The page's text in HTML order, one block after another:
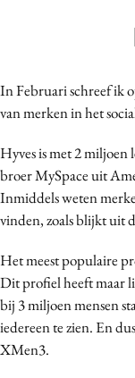
Contentmarketing
Craft
Customer Experience
Data & Insights
Design
Digital
Diversiteit
Effectiviteit
Gedragsverandering
Influencer marketing
In Februari schreef ik
van merken in het
Hyves is met 2 miljoen
broer MySpace uit
Inmiddels weten
vinden, zoals blijkt uit
Het meest populaire
Dit profiel heeft maar
bij 3 miljoen mensen
iedereen te zien. En
XMen3.